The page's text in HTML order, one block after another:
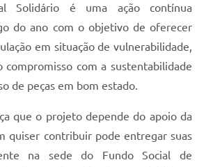
Solidário é uma ação contínua
do ano com o objetivo de oferecer
em situação de vulnerabilidade,
com a sustentabilidade
de peças em bom estado.
que o projeto depende do apoio da
quiser contribuir pode entregar suas
na sede do Fundo Social de